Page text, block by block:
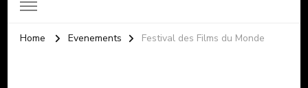
Home Evenements Festival des Films du Monde